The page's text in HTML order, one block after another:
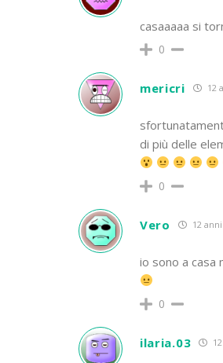
casaaaaa si
0
mericri 12
di più delle
0
Vero 12
io sono a casa
0
ilaria.03